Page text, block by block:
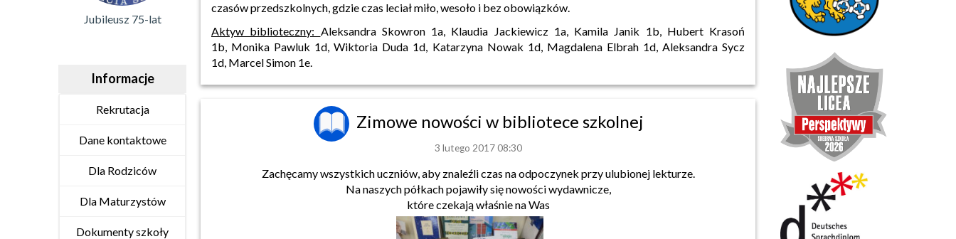
Jubileusz 75-lat
Informacje
Rekrutacja
Dane kontaktowe
Dla Rodziców
Dla Maturzystów
Dokumenty szkoły
czasów przedszkolnych, gdzie czas leciał miło, wesoło i bez obowiązków.
Aktyw biblioteczny: Aleksandra Skowron 1a, Klaudia Jackiewicz 1a, Kamila Janik 1b, Hubert Krasoń
1b, Monika Pawluk 1d, Wiktoria Duda 1d, Katarzyna Nowak 1d, Magdalena Elbrah 1d, Aleksandra Sycz
1d, Marcel Simon 1e.
Zimowe nowości w bibliotece szkolnej
3 lutego 2017 08:30
Zachęcamy wszystkich uczniów, aby znaleźli czas na odpoczynek przy ulubionej lekturze.
Na naszych półkach pojawiły się nowości wydawnicze,
które czekają właśnie na Was